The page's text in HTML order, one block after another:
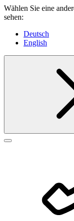
Wählen Sie eine
sehen:
Deutsch
English